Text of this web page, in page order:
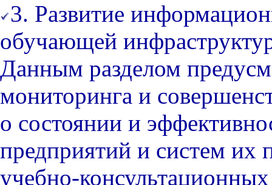
3. Развитие
обучающей
Данным разделом
мониторинга и
о состоянии и
предприятий и систем их
учебно-